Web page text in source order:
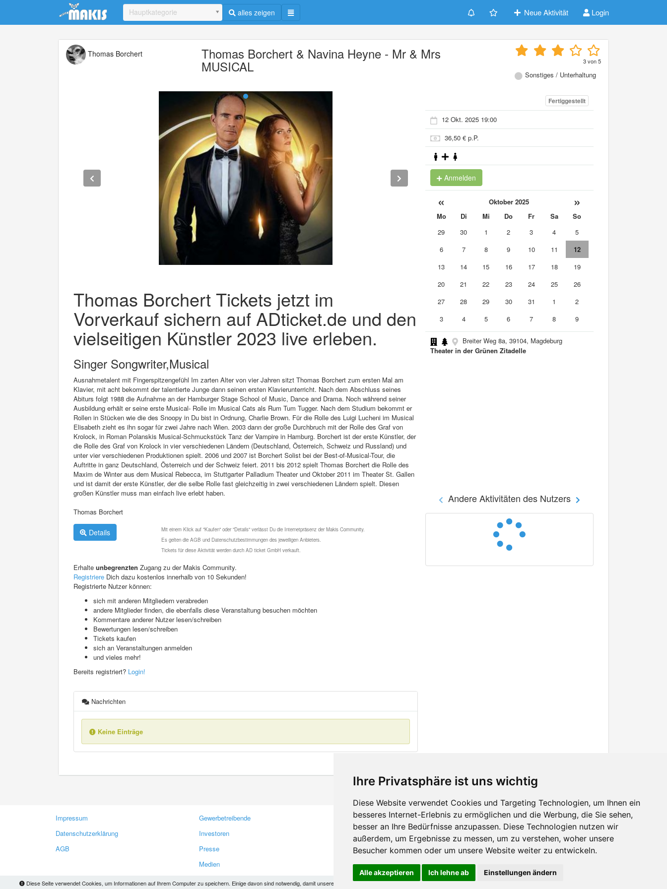
Ihre Privatsphäre ist uns wichtig
Diese Website verwendet Cookies und Targeting Technologien, um Ihnen ein
besseres Internet-Erlebnis zu ermöglichen und die Werbung, die Sie sehen,
besser an Ihre Bedürfnisse anzupassen. Diese Technologien nutzen wir
außerdem, um Ergebnisse zu messen, um zu verstehen, woher unsere
Besucher kommen oder um unsere Website weiter zu entwickeln.
Alle akzeptieren Ich lehne ab Einstellungen ändern
Update cookies preferences
Diese Seite verwendet Cookies, um Informationen auf Ihrem Computer zu speichern. Einige davon sind notwendig, damit unsere Seite funktioniert, andere helfen uns dabei, das Nutzererlebnis zu verbessern. Mit der Nutzung dieser Seite erklären Sie sich damit
Hauptkategorie alles zeigen Neue Aktivität Login
Thomas Borchert Thomas Borchert & Navina Heyne - Mr & Mrs
MUSICAL 3von5
Sonstiges / Unterhaltung
Thomas Borchert Tickets jetzt im
Vorverkauf sichern auf ADticket.de und den
vielseitigen Künstler 2023 live erleben.
Singer Songwriter,Musical
Ausnahmetalent mit Fingerspitzengefühl Im zarten Alter von vier Jahren sitzt Thomas Borchert zum ersten Mal am
Klavier, mit acht bekommt der talentierte Junge dann seinen ersten Klavierunterricht. Nach dem Abschluss seines
Abiturs folgt 1988 die Aufnahme an der Hamburger Stage School of Music, Dance and Drama. Noch während seiner
Ausbildung erhält er seine erste Musical- Rolle im Musical Cats als Rum Tum Tugger. Nach dem Studium bekommt er
Rollen in Stücken wie die des Snoopy in Du bist in Ordnung, Charlie Brown. Für die Rolle des Luigi Lucheni im Musical
Elisabeth zieht es ihn sogar für zwei Jahre nach Wien. 2003 dann der große Durchbruch mit der Rolle des Graf von
Krolock, in Roman Polanskis Musical-Schmuckstück Tanz der Vampire in Hamburg. Borchert ist der erste Künstler, der
die Rolle des Graf von Krolock in vier verschiedenen Ländern (Deutschland, Österreich, Schweiz und Russland) und
unter vier verschiedenen Produktionen spielt. 2006 und 2007 ist Borchert Solist bei der Best-of-Musical-Tour, die
Auftritte in ganz Deutschland, Österreich und der Schweiz feiert. 2011 bis 2012 spielt Thomas Borchert die Rolle des
Maxim de Winter aus dem Musical Rebecca, im Stuttgarter Palladium Theater und Oktober 2011 im Theater St. Gallen
und ist damit der erste Künstler, der die selbe Rolle fast gleichzeitig in zwei verschiedenen Ländern spielt. Diesen
großen Künstler muss man einfach live erlebt haben.
Thomas Borchert
Details
Mit einem Klick auf "Kaufen" oder "Details" verlässt Du die Internetpräsenz der Makis Community.
Es gelten die AGB und Datenschutzbestimmungen des jeweiligen Anbieters.
Tickets für diese Aktivität werden durch AD ticket GmbH verkauft.
Erhalte unbegrenzten Zugang zu der Makis Community.
Registriere Dich dazu kostenlos innerhalb von 10 Sekunden!
Registrierte Nutzer können:
sich mit anderen Mitgliedern verabreden
andere Mitglieder finden, die ebenfalls diese Veranstaltung besuchen möchten
Kommentare anderer Nutzer lesen/schreiben
Bewertungen lesen/schreiben
Tickets kaufen
sich an Veranstaltungen anmelden
und vieles mehr!
Bereits registriert? Login!
Nachrichten
Keine Einträge
Fertiggestellt
12 Okt. 2025 19:00
36,50 € p.P.
Anmelden
« Oktober 2025 »
Mo Di Mi Do Fr Sa
So
29
30 1 2 3 4
5
6
7 8 9 10 11
12
13
14 15 16 17 18
19
20
21 22 23 24 25
26
27
28 29 30 31 1
2
3
4 5 6 7 8 9
Breiter Weg 8a, 39104, Magdeburg
Theater in der Grünen Zitadelle
Andere Aktivitäten des Nutzers
Impressum
Datenschutzerklärung
AGB
Gewerbetreibende
Investoren
Presse
Medien
Kontakt
Feedback
Fehler melden
Facebook
Twitter
YouTube